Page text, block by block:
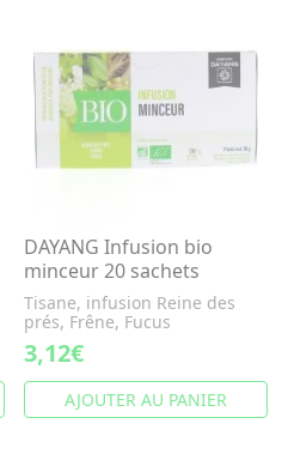
DAYANG Infusion bio
minceur 20 sachets
Tisane, infusion Reine des
prés, Frêne, Fucus
3,12€
AJOUTER AU PANIER